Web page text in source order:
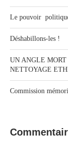
Le pouvoir
Déshabillons-les !
UN ANGLE
NETTOYAGE
Commission